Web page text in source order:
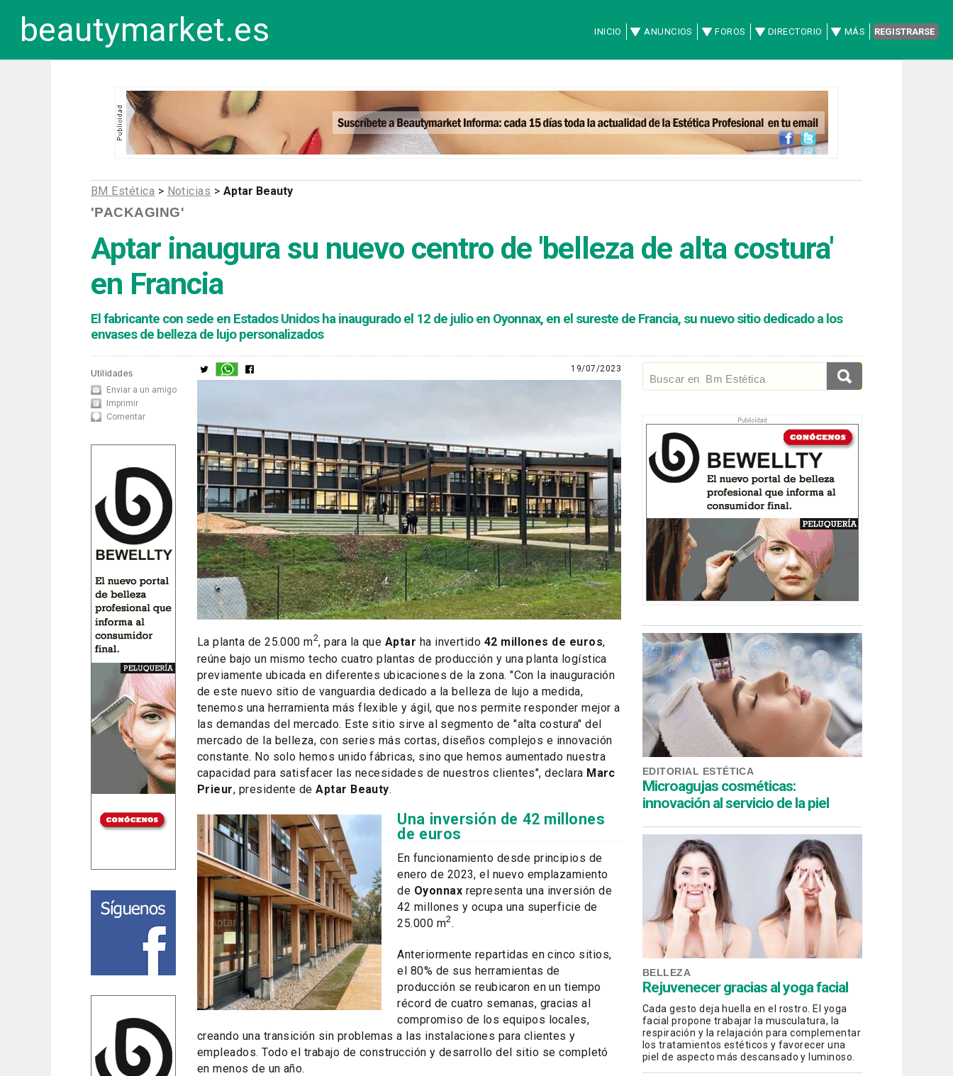
beautymarket.es INICIO ANUNCIOS FOROS DIRECTORIO MÁS REGISTRARSE
BM Estética > Noticias > Aptar Beauty
'PACKAGING'
Aptar inaugura su nuevo centro de 'belleza de alta costura'
en Francia
El fabricante con sede en Estados Unidos ha inaugurado el 12 de julio en Oyonnax, en el sureste de Francia, su nuevo sitio dedicado a los
envases de belleza de lujo personalizados
Utilidades
Enviar a un amigo
Imprimir
Comentar
EDITORIAL ESTÉTICA
Microagujas cosméticas:
innovación al servicio de la piel
BELLEZA
Rejuvenecer gracias al yoga facial
Cada gesto deja huella en el rostro. El yoga
facial propone trabajar la musculatura, la
respiración y la relajación para complementar
los tratamientos estéticos y favorecer una
piel de aspecto más descansado y luminoso.
19/07/2023
La planta de 25.000 m2, para la que Aptar ha invertido 42 millones de euros,
reúne bajo un mismo techo cuatro plantas de producción y una planta logística
previamente ubicada en diferentes ubicaciones de la zona. "Con la inauguración
de este nuevo sitio de vanguardia dedicado a la belleza de lujo a medida,
tenemos una herramienta más flexible y ágil, que nos permite responder mejor a
las demandas del mercado. Este sitio sirve al segmento de "alta costura" del
mercado de la belleza, con series más cortas, diseños complejos e innovación
constante. No solo hemos unido fábricas, sino que hemos aumentado nuestra
capacidad para satisfacer las necesidades de nuestros clientes", declara Marc
Prieur, presidente deAptar Beauty.
Una inversión de 42 millones
de euros
En funcionamiento desde principios de
enero de 2023, el nuevo emplazamiento
de Oyonnax representa una inversión de
42 millones y ocupa una superficie de
25.000 m2.
Anteriormente repartidas en cinco sitios,
el 80% de sus herramientas de
producción se reubicaron en un tiempo
récord de cuatro semanas, gracias al
compromiso de los equipos locales,
creando una transición sin problemas a las instalaciones para clientes y
empleados. Todo el trabajo de construcción y desarrollo del sitio se completó
en menos de un año.